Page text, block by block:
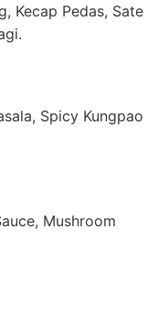
Kecap Pedas, Sate
Spicy Kungpao
Mushroom